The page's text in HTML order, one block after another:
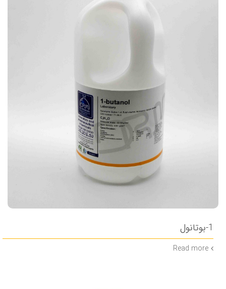
1-بوتانول
Read more